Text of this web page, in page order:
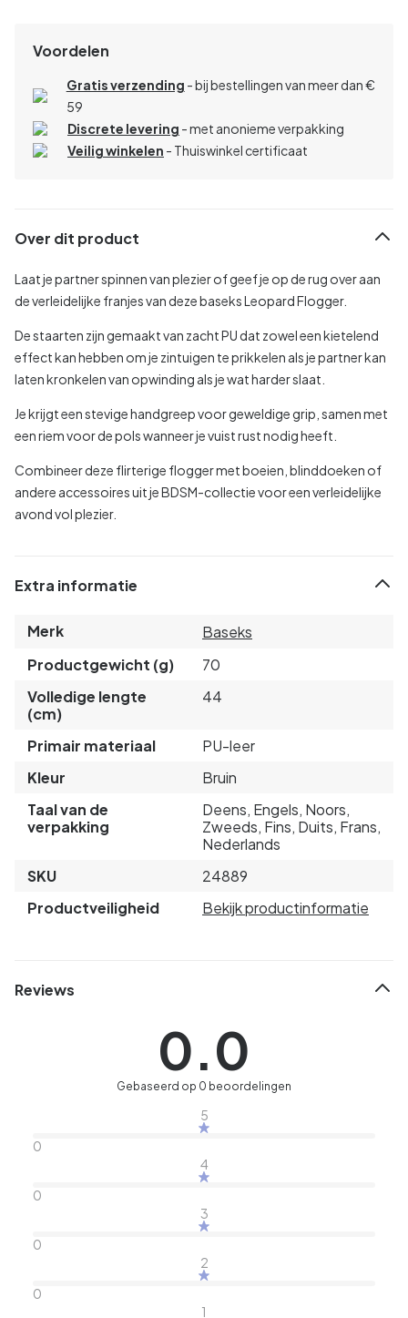
Voordelen
Gratis verzending - bij bestellingen van meer dan €
59
Discrete levering - met anonieme verpakking
Veilig winkelen - Thuiswinkel certificaat
Over dit product
Laat je partner spinnen van plezier of geef je op de rug over aan
de verleidelijke franjes van deze baseks Leopard Flogger.
De staarten zijn gemaakt van zacht PU dat zowel een kietelend
effect kan hebben om je zintuigen te prikkelen als je partner kan
laten kronkelen van opwinding als je wat harder slaat.
Je krijgt een stevige handgreep voor geweldige grip, samen met
een riem voor de pols wanneer je vuist rust nodig heeft.
Combineer deze flirterige flogger met boeien, blinddoeken of
andere accessoires uit je BDSM-collectie voor een verleidelijke
avond vol plezier.
Extra informatie
Merk
Baseks
Productgewicht (g)
70
Volledige lengte
(cm)
44
Primair materiaal
PU-leer
Kleur
Bruin
Taal van de
verpakking
Deens, Engels, Noors,
Zweeds, Fins, Duits, Frans,
Nederlands
SKU
24889
Productveiligheid
Bekijk productinformatie
Reviews
0.0
Gebaseerd op 0 beoordelingen
5
0
4
0
3
0
2
0
1